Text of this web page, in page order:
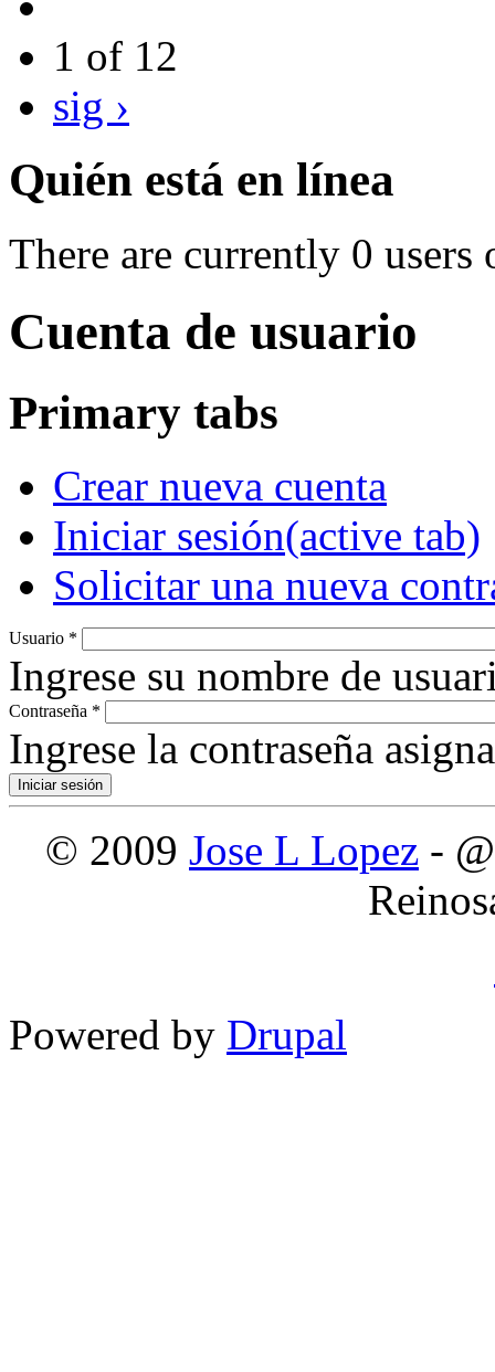
1 of 12
sig ›
Quién está en línea
There are currently 0 users
Cuenta de usuario
Primary tabs
Crear nueva cuenta
Iniciar sesión(active tab)
Solicitar una nueva
Usuario *
Ingrese su nombre de
Contraseña *
Ingrese la contraseña
© 2009 Jose L Lopez -
Powered by Drupal